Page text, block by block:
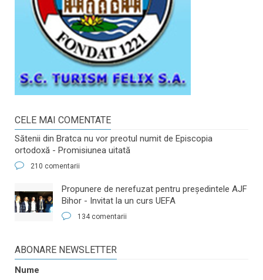
CELE MAI COMENTATE
Sătenii din Bratca nu vor preotul numit de Episcopia
ortodoxă - Promisiunea uitată
210 comentarii
​Propunere de nerefuzat pentru preşedintele AJF
Bihor - Invitat la un curs UEFA
134 comentarii
ABONARE NEWSLETTER
Nume